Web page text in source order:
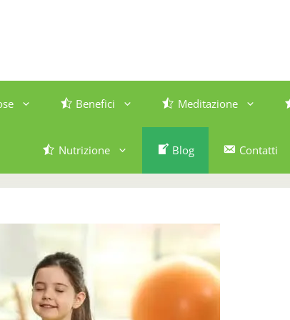
Benefici Meditazione
Nutrizione Blog Contatti